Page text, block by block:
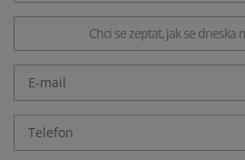
Chci se zeptat, jak se dneska